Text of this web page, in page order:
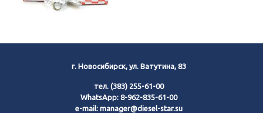
г. Новосибирск, ул. Ватутина, 83
тел. (383) 255-61-00
WhatsApp: 8-962-835-61-00
e-mail: manager@diesel-star.su